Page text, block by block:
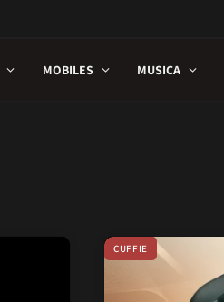
MOBILES MUSICA
CUFFIE